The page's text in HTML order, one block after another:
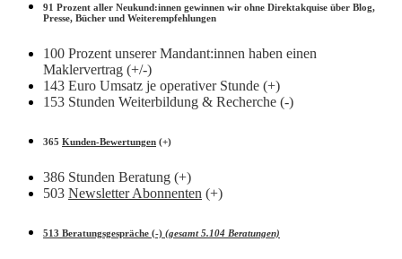
91 Prozent aller Neukund:innen gewinnen wir ohne Direktakquise über Blog,
Presse, Bücher und Weiterempfehlungen
100 Prozent unserer Mandant:innen haben einen
Maklervertrag (+/-)
143 Euro Umsatz je operativer Stunde (+)
153 Stunden Weiterbildung & Recherche (-)
365 Kunden-Bewertungen (+)
386 Stunden Beratung (+)
503 Newsletter Abonnenten (+)
513 Beratungsgespräche (-) (gesamt 5.104 Beratungen)